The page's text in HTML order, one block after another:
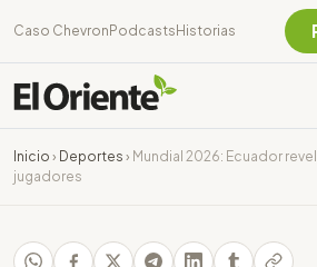
Caso Chevron Podcasts Historias
Inicio › Deportes › Mundial 2026: Ecuador
jugadores